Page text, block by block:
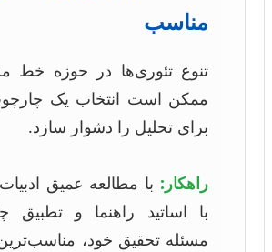
مناسب
تنوع تئوری‌ها در حوزه خط
ممکن است انتخاب یک
برای تحلیل را دشوار سازد.
راهکار: با مطالعه عمیق
با اساتید راهنما و تطبیق
مسئله تحقیق خود،